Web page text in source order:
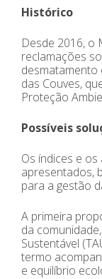
Histórico
Desde 2016, o
reclamações
desmatamento
das Couves,
Proteção
Possíveis
Os índices e
apresentados,
para a gestão
A primeira
da
Sustentável
termo
e equilíbrio